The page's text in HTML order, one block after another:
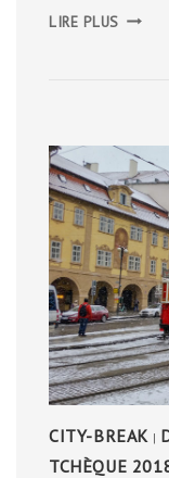
LIRE PLUS
CITY-BREAK |
TCHÈQUE